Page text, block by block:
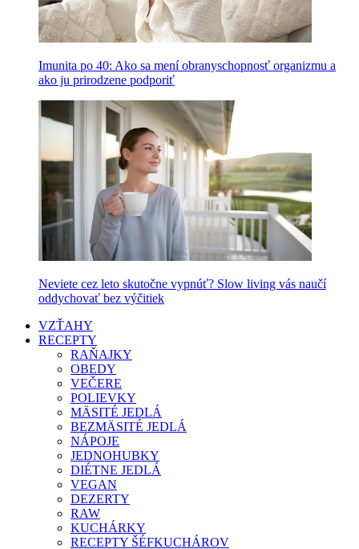
Imunita po 40: Ako sa mení obranyschopnosť organizmu a
ako ju prirodzene podporiť
Neviete cez leto skutočne vypnúť? Slow living vás naučí
oddychovať bez výčitiek
VZŤAHY
RECEPTY
RAŇAJKY
OBEDY
VEČERE
POLIEVKY
MÄSITÉ JEDLÁ
BEZMÄSITÉ JEDLÁ
NÁPOJE
JEDNOHUBKY
DIÉTNE JEDLÁ
VEGAN
DEZERTY
RAW
KUCHÁRKY
RECEPTY ŠÉFKUCHÁROV